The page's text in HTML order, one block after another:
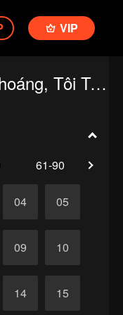
VIP
Kết Hôn Chớp Nhoáng, Tôi Trở Thành Bảo Bối Của Tỷ Phú Ẩn Danh (Bản Tiếng Anh)
61-90
04 05
09 10
14 15